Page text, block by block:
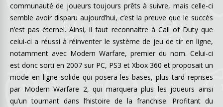
communauté de joueurs toujours prêts à suivre, mais celle-ci
semble avoir disparu aujourd’hui, c’est la preuve que le succès
n’est pas éternel. Ainsi, il faut reconnaitre à Call of Duty que
celui-ci a réussi à réinventer le système de jeu de tir en ligne,
notamment avec Modern Warfare, premier du nom. Celui-ci
est donc sorti en 2007 sur PC, PS3 et Xbox 360 et proposait un
mode en ligne solide qui posera les bases, plus tard reprises
par Modern Warfare 2, qui marquera plus les joueurs ainsi
qu’un tournant dans l’histoire de la franchise. Profitant du